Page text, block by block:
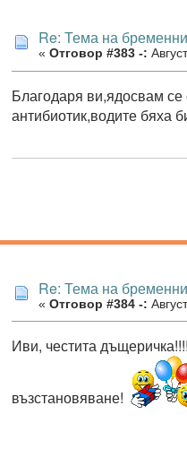
Re: Тема на
« Отговор #383 -:
Благодаря ви,ядосвам
антибиотик,водите бяха
Re: Тема на
« Отговор #384 -:
Иви, честита
възстановяване!